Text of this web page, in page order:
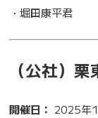
・堀田康平君
（公社）
開催日： 2025年